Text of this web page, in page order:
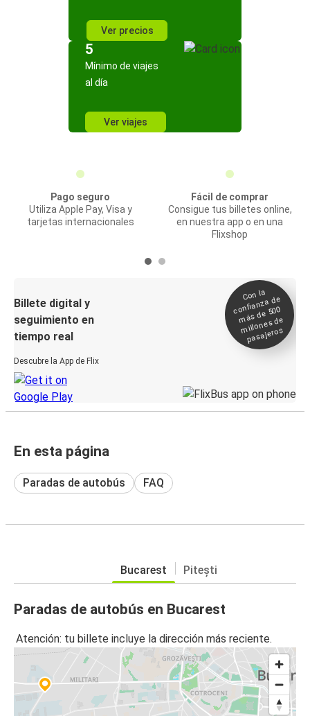
Ver precios
5
Mínimo de viajes
al día
Ver viajes
Pago seguro
Utiliza Apple Pay, Visa y
tarjetas internacionales
Fácil de comprar
Consigue tus billetes online,
en nuestra app o en una
Flixshop
Billete digital y
seguimiento en
tiempo real
Descubre la App de Flix
Con la
confianza de
más de 500
millones de
pasajeros
En esta página
Paradas de autobús FAQ
Bucarest Pitești
Paradas de autobús en Bucarest
Atención: tu billete incluye la dirección más reciente.